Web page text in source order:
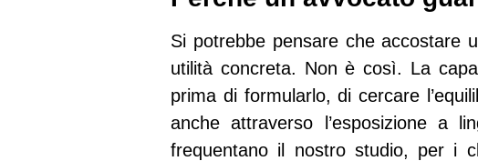
Si potrebbe pensare che accostare
utilità concreta. Non è così. La
prima di formularlo, di cercare
anche attraverso l’esposizione a
frequentano il nostro studio, per i